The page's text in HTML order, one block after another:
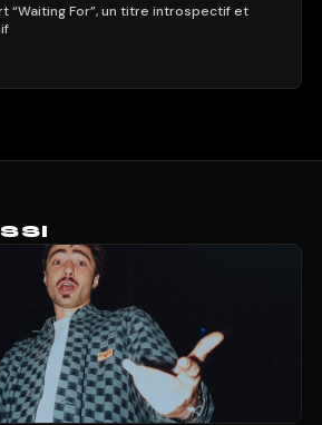
“Waiting For”, un titre introspectif et